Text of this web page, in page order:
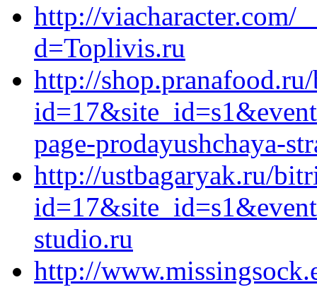
http://viacharacter.com/
d=Toplivis.ru
http://
page-prodayushchaya-
http://ustbagaryak.ru/
studio.ru
http://